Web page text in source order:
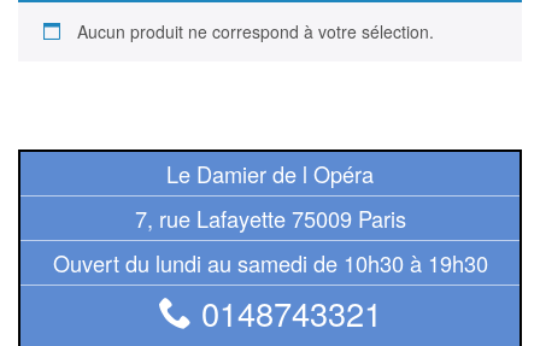
classiques
classiques
Coffrets
Echiquiers
et
de
Aucun produit ne correspond à votre sélection.
Le Damier de l Opéra
7, rue Lafayette 75009 Paris
Ouvert du lundi au samedi de 10h30 à 19h30
0148743321